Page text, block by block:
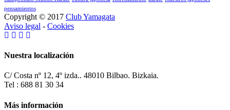
pensamientos
Copyright © 2017 Club Yamagata
Aviso legal - Cookies
Nuestra localización
C/ Costa nº 12, 4º izda.. 48010 Bilbao. Bizkaia.
Tel : 688 81 30 34
Más información